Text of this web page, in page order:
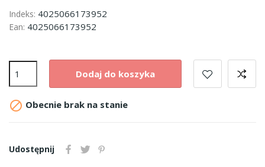
Indeks: 4025066173952
Ean: 4025066173952
Dodaj do koszyka
 Obecnie brak na stanie
Udostępnij